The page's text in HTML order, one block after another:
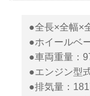
●全長×全幅×
●ホイールベ
●車両重量：
●エンジン型
●排気量：